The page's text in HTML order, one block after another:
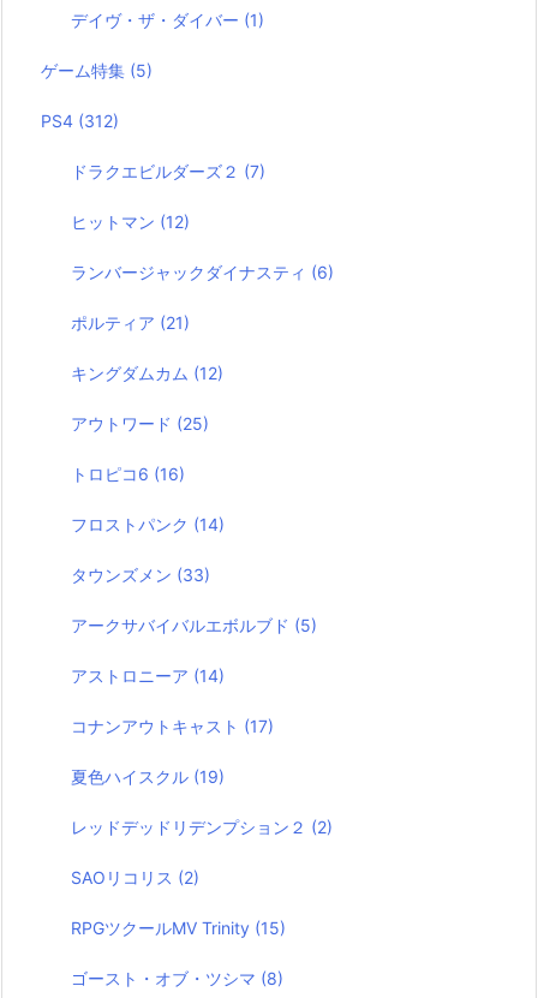
デイヴ・ザ・ダイバー (1)
ゲーム特集 (5)
PS4 (312)
ドラクエビルダーズ２ (7)
ヒットマン (12)
ランバージャックダイナスティ (6)
ポルティア (21)
キングダムカム (12)
アウトワード (25)
トロピコ6 (16)
フロストパンク (14)
タウンズメン (33)
アークサバイバルエボルブド (5)
アストロニーア (14)
コナンアウトキャスト (17)
夏色ハイスクル (19)
レッドデッドリデンプション２ (2)
SAOリコリス (2)
RPGツクールMV Trinity (15)
ゴースト・オブ・ツシマ (8)